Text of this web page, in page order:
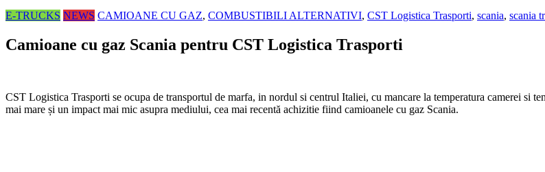
E-TRUCKS NEWS CAMIOANE CU GAZ, COMBUSTIBILI ALTERNATIVI, CST Logistica Trasporti, scania, scania
Camioane cu gaz Scania pentru CST Logistica Trasporti
CST Logistica Trasporti se ocupa de transportul de marfa, in nordul si centrul Italiei, cu mancare la temperatura camerei si
mai mare și un impact mai mic asupra mediului, cea mai recentă achizitie fiind camioanele cu gaz Scania.